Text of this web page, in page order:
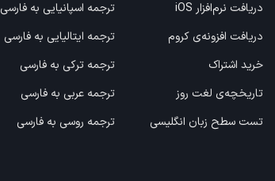
دریافت نرم‌افزار iOS
دریافت افزونه‌ی کروم
خرید اشتراک
تاریخچه‌ی لغت روز
تست سطح زبان انگلیسی
ترجمه اسپانیایی به فارسی
ترجمه ایتالیایی به فارسی
ترجمه ترکی به فارسی
ترجمه عربی به فارسی
ترجمه روسی به فارسی